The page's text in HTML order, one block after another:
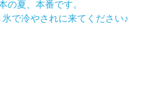
の夏、本番です。
で冷やされに来てください♪